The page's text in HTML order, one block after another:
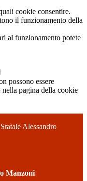
cookie consentire.
il funzionamento della
al funzionamento potete
possono essere
pagina della cookie
Alessandro
Manzoni